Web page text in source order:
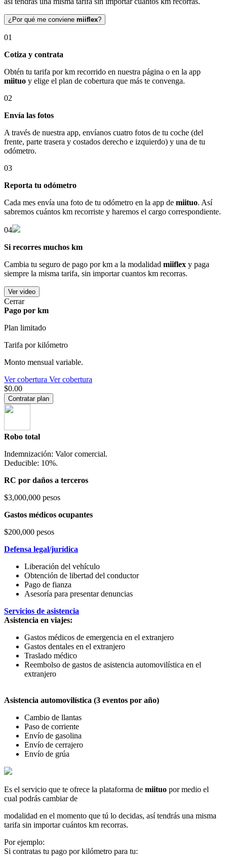
¿Por qué me conviene miiflex?
01
Cotiza y contrata
Obtén tu tarifa por km recorrido en nuestra página o en la app
miituo y elige el plan de cobertura que más te convenga.
02
Envía las fotos
A través de nuestra app, envíanos cuatro fotos de tu coche (del
frente, parte trasera y costados derecho e izquierdo) y una de tu
odómetro.
03
Reporta tu odómetro
Cada mes envía una foto de tu odómetro en la app de miituo. Así
sabremos cuántos km recorriste y haremos el cargo correspondiente.
04
Si recorres muchos km
Cambia tu seguro de pago por km a la modalidad miiflex y paga
siempre la misma tarifa, sin importar cuantos km recorras.
Ver video
Cerrar
Pago por km
Plan limitado
Tarifa por kilómetro
Monto mensual variable.
Ver cobertura Ver cobertura
$0.00
Contratar plan
Robo total
Indemnización: Valor comercial.
Deducible: 10%.
RC por daños a terceros
$3,000,000 pesos
Gastos médicos ocupantes
$200,000 pesos
Defensa legal/jurídica
Liberación del vehículo
Obtención de libertad del conductor
Pago de fianza
Asesoría para presentar denuncias
Servicios de asistencia
Asistencia en viajes:
Gastos médicos de emergencia en el extranjero
Gastos dentales en el extranjero
Traslado médico
Reembolso de gastos de asistencia automovilística en el
extranjero
Asistencia automovilística (3 eventos por año)
Cambio de llantas
Paso de corriente
Envío de gasolina
Envío de cerrajero
Envío de grúa
Es el servicio que te ofrece la plataforma de miituo por medio el
cual podrás cambiar de
modalidad en el momento que tú lo decidas, así tendrás una misma
tarifa sin importar cuántos km recorras.
Por ejemplo:
Si contratas tu pago por kilómetro para tu: